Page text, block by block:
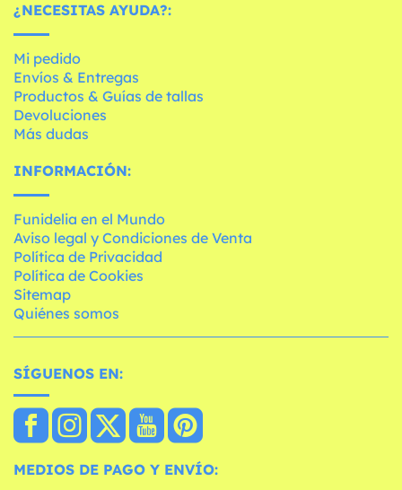
¿NECESITAS AYUDA?:
Mi pedido
Envíos & Entregas
Productos & Guías de tallas
Devoluciones
Más dudas
INFORMACIÓN:
Funidelia en el Mundo
Aviso legal y Condiciones de Venta
Política de Privacidad
Política de Cookies
Sitemap
Quiénes somos
SÍGUENOS EN:
MEDIOS DE PAGO Y ENVÍO: